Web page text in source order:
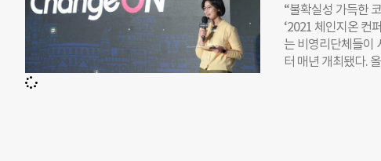
세션에서는 ‘우리
산업공학과 교수,
들기 위해 필요한
트, 하림 음악가가
“불확실성 가득한
‘2021 체인지온 컨
는 비영리단체들이
터 매년 개최됐다.